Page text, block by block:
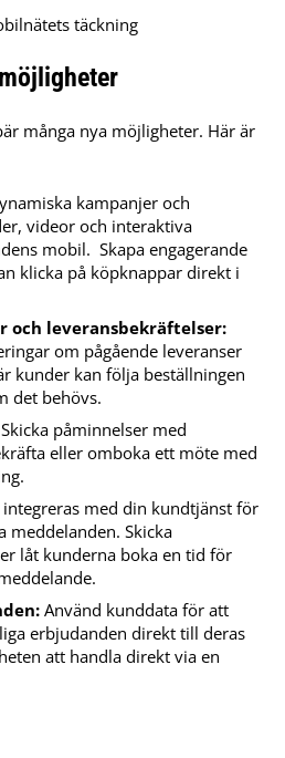
täckning
många nya möjligheter. Här är
kampanjer och
videor och interaktiva
mobil. Skapa engagerande
klicka på köpknappar direkt i
och leveransbekräftelser:
om pågående leveranser
kunder kan följa beställningen
det behövs.
Skicka påminnelser med
eller omboka ett möte med
integreras med din kundtjänst för
meddelanden. Skicka
låt kunderna boka en tid för
Använd kunddata för att
erbjudanden direkt till deras
att handla direkt via en